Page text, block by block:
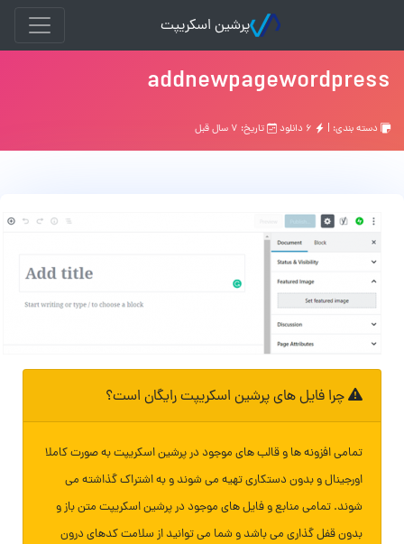
پرشین اسکریپت
addnewpagewordpress
دسته بندی: | تاریخ: ۷ سال قبل
چرا فایل های پرشین اسکریپت رایگان است؟
تمامی افزونه ها و قالب های موجود در پرشین اسکریپت به صورت کاملا
اورجینال و بدون دستکاری تهیه می شوند و به اشتراک گذاشته می
شوند. تمامی منابع و فایل های موجود در پرشین اسکریپت متن باز و
بدون قفل گذاری می باشد و شما می توانید از سلامت کدهای درون